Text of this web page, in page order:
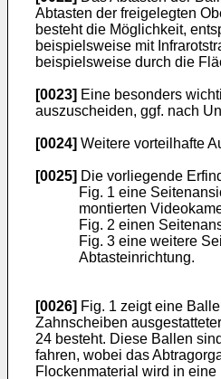
Abtasten der freigelegten
besteht die Möglich­keit,
beispielsweise mit
beispielsweise durch die
[0023] Eine besonders
auszuscheiden, ggf. nach
[0024] Weitere vorteilhafte
[0025] Die vorliegende
Fig. 1 eine
montierten
Fig. 2 einen
Fig. 3 eine weitere
Abtasteinrichtung.
[0026] Fig. 1 zeigt eine
Zahnschei­ben
24 besteht. Diese Ballen
fahren, wobei das
Flockenmaterial wird in